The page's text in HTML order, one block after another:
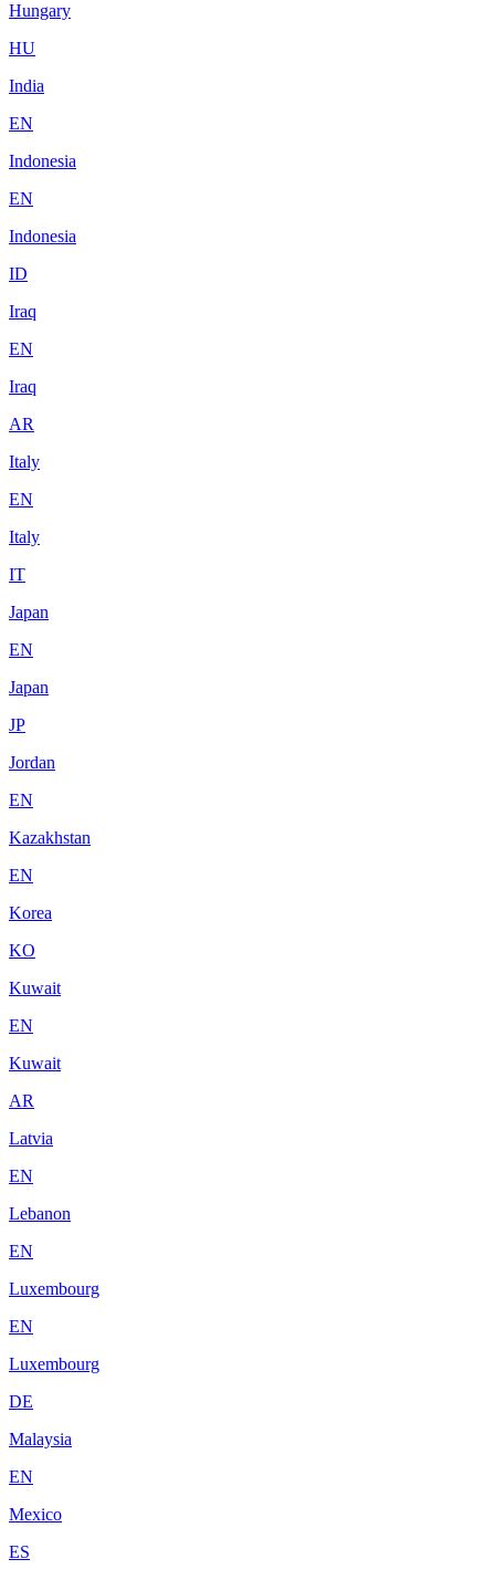
Hungary
HU
India
EN
Indonesia
EN
Indonesia
ID
Iraq
EN
Iraq
AR
Italy
EN
Italy
IT
Japan
EN
Japan
JP
Jordan
EN
Kazakhstan
EN
Korea
KO
Kuwait
EN
Kuwait
AR
Latvia
EN
Lebanon
EN
Luxembourg
EN
Luxembourg
DE
Malaysia
EN
Mexico
ES